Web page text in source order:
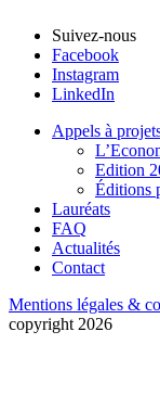
Suivez-nous
Facebook
Instagram
LinkedIn
Appels à
Edition
Éditions
Lauréats
FAQ
Actualités
Contact
Mentions légales &
copyright 2026